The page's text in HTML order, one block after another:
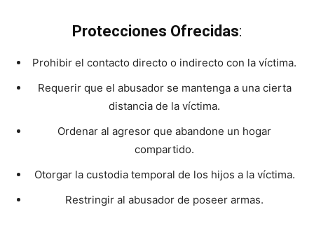
Protecciones Ofrecidas:
Prohibir el contacto directo o indirecto con la víctima.
Requerir que el abusador se mantenga a una cierta
distancia de la víctima.
Ordenar al agresor que abandone un hogar
compartido.
Otorgar la custodia temporal de los hijos a la víctima.
Restringir al abusador de poseer armas.